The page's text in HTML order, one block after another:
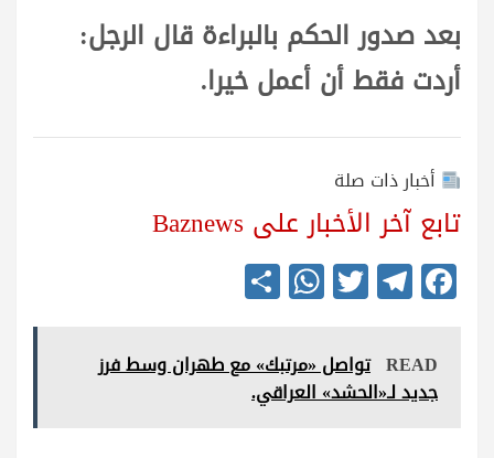
بعد صدور الحكم بالبراءة قال الرجل:
أردت فقط أن أعمل خيرا.
أخبار ذات صلة
تابع آخر الأخبار على Baznews
Fa
ce
bo
ok
Te
le
gr
a
m
T
wi
tte
r
W
ha
ts
A
pp
re READ تواصل «مرتبك» مع طهران وسط فرز
جديد لـ«الحشد» العراقي.